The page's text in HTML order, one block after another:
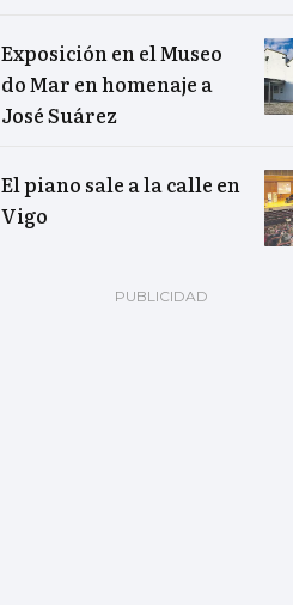
Exposición en el Museo
do Mar en homenaje a
José Suárez
El piano sale a la calle en
Vigo